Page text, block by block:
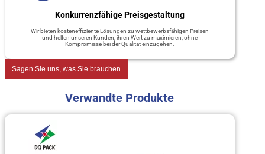
Konkurrenzfähige Preisgestaltung
Wir bieten kosteneffiziente Lösungen zu wettbewerbsfähigen Preisen
und helfen unseren Kunden, ihren Wert zu maximieren, ohne
Kompromisse bei der Qualität einzugehen.
Sagen Sie uns, was Sie brauchen
Verwandte Produkte